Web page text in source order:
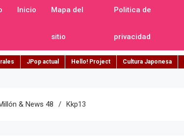
Inicio Mapa del
sitio
Politica de
privacidad
JPop actual Hello! Project Cultura Japonesa
& News 48 Kkp13